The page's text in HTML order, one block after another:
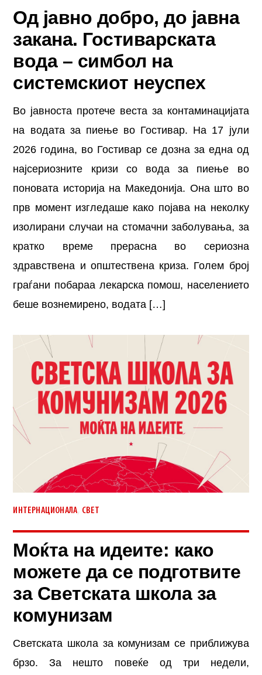
Од јавно добро, до јавна
закана. Гостиварската
вода – симбол на
системскиот неуспех
Во јавноста протече веста за контаминацијата
на водата за пиење во Гостивар. На 17 јули
2026 година, во Гостивар се дозна за една од
најсериозните кризи со вода за пиење во
поновата историја на Македонија. Она што во
прв момент изгледаше како појава на неколку
изолирани случаи на стомачни заболувања, за
кратко време прерасна во сериозна
здравствена и општествена криза. Голем број
граѓани побараа лекарска помош, населението
беше вознемирено, водата […]
ИНТЕРНАЦИОНАЛА СВЕТ
Моќта на идеите: како
можете да се подготвите
за Светската школа за
комунизам
Светската школа за комунизам се приближува
брзо. За нешто повеќе од три недели,